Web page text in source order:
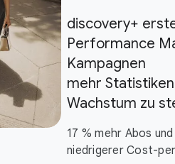
discovery+
Performance
Kampagnen
mehr
Wachstum zu
17 % mehr Abos
niedrigerer Cost-